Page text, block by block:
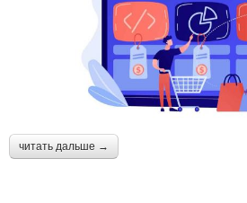
читать дальше →